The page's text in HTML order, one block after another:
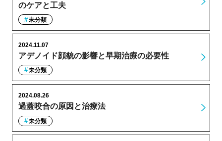
のケアと工夫
未分類
アデノイド顔貌の影響と早期治療の必要性
2024.11.07
未分類
過蓋咬合の原因と治療法
2024.08.26
未分類